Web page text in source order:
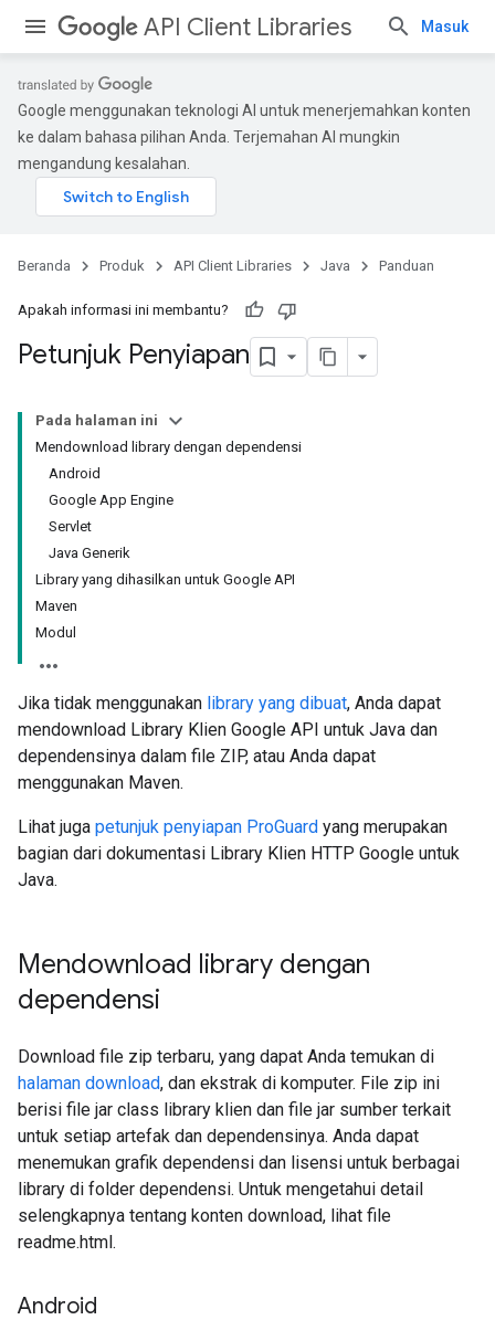
API Client Libraries Masuk
Google menggunakan teknologi AI untuk menerjemahkan konten
ke dalam bahasa pilihan Anda. Terjemahan AI mungkin
mengandung kesalahan.
Beranda Produk API Client Libraries Java Panduan
Apakah informasi ini membantu?
Petunjuk Penyiapan
Pada halaman ini
Mendownload library dengan dependensi
Android
Google App Engine
Servlet
Java Generik
Library yang dihasilkan untuk Google API
Maven
Modul
Jika tidak menggunakan library yang dibuat, Anda dapat
mendownload Library Klien Google API untuk Java dan
dependensinya dalam file ZIP, atau Anda dapat
menggunakan Maven.
Lihat juga petunjuk penyiapan ProGuard yang merupakan
bagian dari dokumentasi Library Klien HTTP Google untuk
Java.
Mendownload library dengan
dependensi
Download file zip terbaru, yang dapat Anda temukan di
halaman download, dan ekstrak di komputer. File zip ini
berisi file jar class library klien dan file jar sumber terkait
untuk setiap artefak dan dependensinya. Anda dapat
menemukan grafik dependensi dan lisensi untuk berbagai
library di folder dependensi. Untuk mengetahui detail
selengkapnya tentang konten download, lihat file
readme.html.
Android